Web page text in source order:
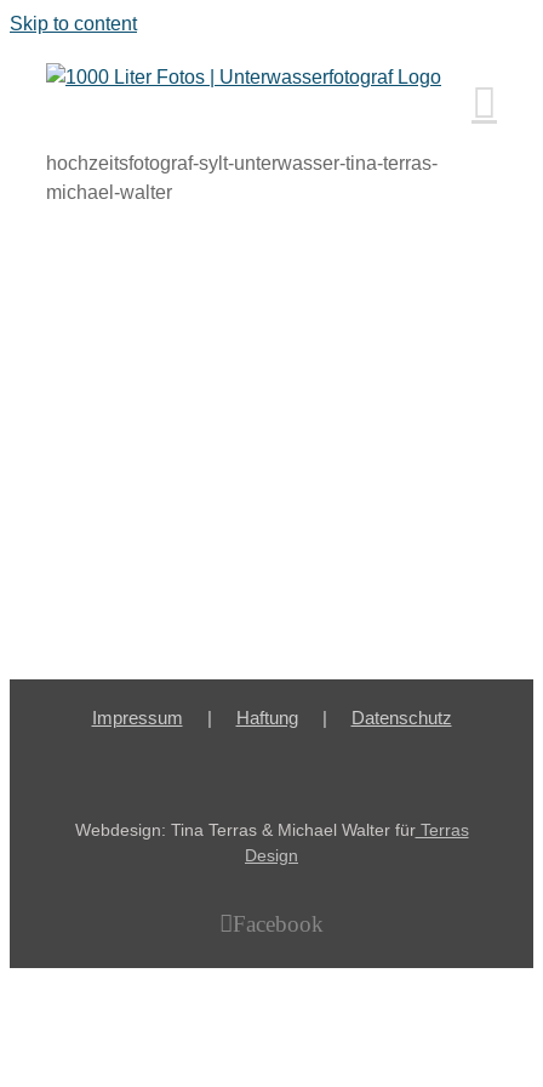
Skip to content
hochzeitsfotograf-sylt-unterwasser-tina-terras-
michael-walter
Impressum Haftung Datenschutz
Webdesign: Tina Terras & Michael Walter fürTerras
Design
Facebook